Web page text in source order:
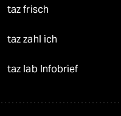
taz frisch
taz zahl ich
taz lab Infobrief